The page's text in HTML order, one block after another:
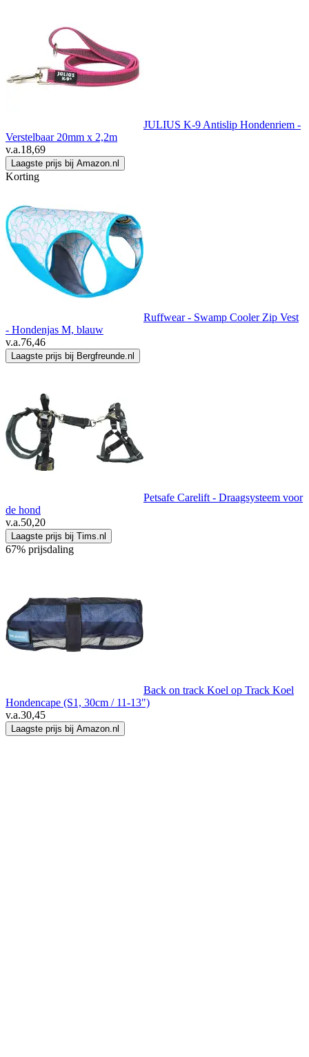
JULIUS K-9 Antislip Hondenriem -
Verstelbaar 20mm x 2,2m
v.a.18,69
Laagste prijs bij Amazon.nl
Korting
Ruffwear - Swamp Cooler Zip Vest
- Hondenjas M, blauw
v.a.76,46
Laagste prijs bij Bergfreunde.nl
Petsafe Carelift - Draagsysteem voor
de hond
v.a.50,20
Laagste prijs bij Tims.nl
67% prijsdaling
Back on track Koel op Track Koel
Hondencape (S1, 30cm / 11-13")
v.a.30,45
Laagste prijs bij Amazon.nl